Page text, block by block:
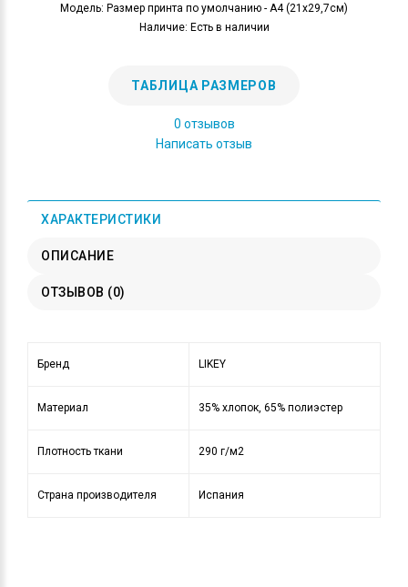
Модель: Размер принта по умолчанию - А4 (21x29,7см)
Наличие: Есть в наличии
ТАБЛИЦА РАЗМЕРОВ
0 отзывов
Написать отзыв
ХАРАКТЕРИСТИКИ
ОПИСАНИЕ
ОТЗЫВОВ (0)
Бренд LIKEY
Материал 35% хлопок, 65% полиэстер
Плотность ткани 290 г/м2
Страна производителя Испания